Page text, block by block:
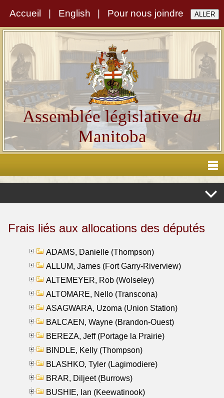
Accueil English Pour nous joindre
Assemblée législativedu
Manitoba
Frais liés aux allocations des députés
ADAMS, Danielle (Thompson)
ALLUM, James (Fort Garry-Riverview)
ALTEMEYER, Rob (Wolseley)
ALTOMARE, Nello (Transcona)
ASAGWARA, Uzoma (Union Station)
BALCAEN, Wayne (Brandon-Ouest)
BEREZA, Jeff (Portage la Prairie)
BINDLE, Kelly (Thompson)
BLASHKO, Tyler (Lagimodiere)
BRAR, Diljeet (Burrows)
BUSHIE, Ian (Keewatinook)